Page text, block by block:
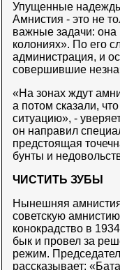
Упущенные надежды
Амнистия - это не
важные задачи: она
колониях». По его
администрация, и
совершившие
«На зонах ждут
а потом сказали,
ситуацию», -
он направил
предстоящая
бунты и
ЧИСТИТЬ ЗУБЫ
Нынешняя амнистия
советскую
конокрадство в
бык и провел за
режим.
рассказывает: